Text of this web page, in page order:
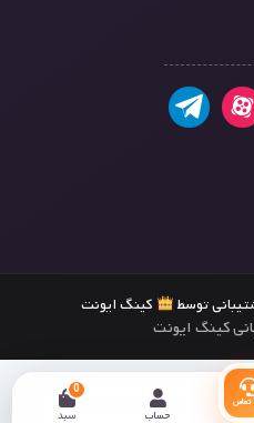
تماس
حساب سبد
0
توسط کینگ ایونت
کینگ ایونت